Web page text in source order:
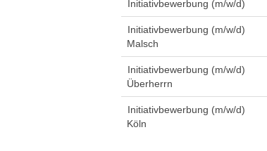
Initiativbewerbung (m/w/d)
Initiativbewerbung (m/w/d)
Malsch
Initiativbewerbung (m/w/d)
Überherrn
Initiativbewerbung (m/w/d)
Köln